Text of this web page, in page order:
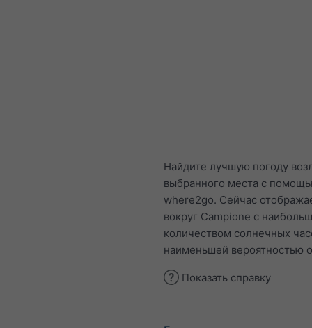
Найдите лучшую погоду
выбранного места с
where2go. Сейчас
вокруг Campione с
количеством солнечных
наименьшей вероятностью
Показать справку